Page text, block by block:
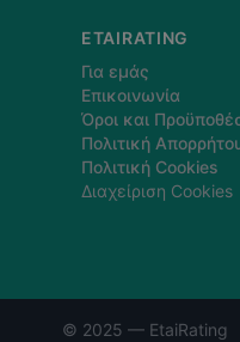
ETAIRATING
Για εμάς
Επικοινωνία
Όροι και
Πολιτική
Πολιτική Cookies
Διαχείριση Cookies
© 2025 — EtaiRating